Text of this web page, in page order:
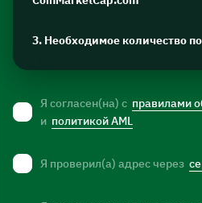
3. Необходимое количество
Я согласен(на) с правилами
и политикой AML
Я проверил(а) адрес через